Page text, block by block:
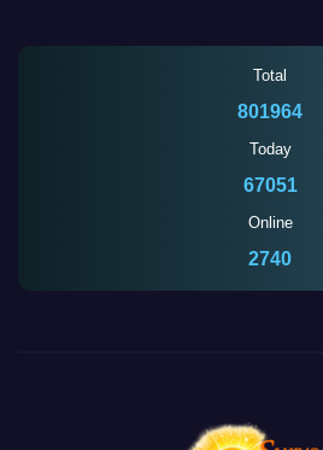
Total
801964
Today
67051
Online
2740